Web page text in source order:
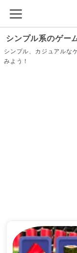
シンプル系のゲー
シンプル、カジュアルな
みよう！